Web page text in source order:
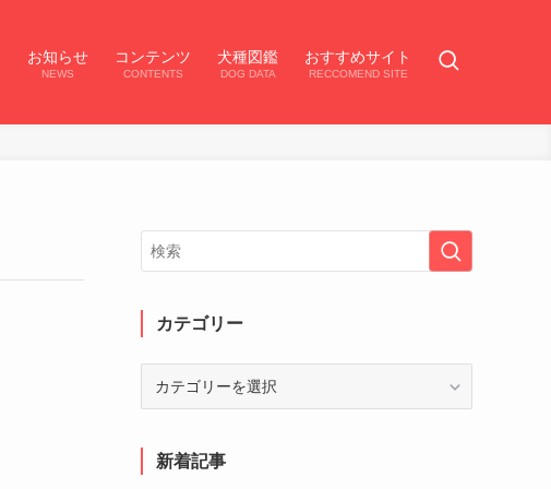
お知らせ
NEWS
コンテンツ
CONTENTS
犬種図鑑
DOG DATA
おすすめサイト
RECCOMEND SITE
カテゴリー
リ
新着記事